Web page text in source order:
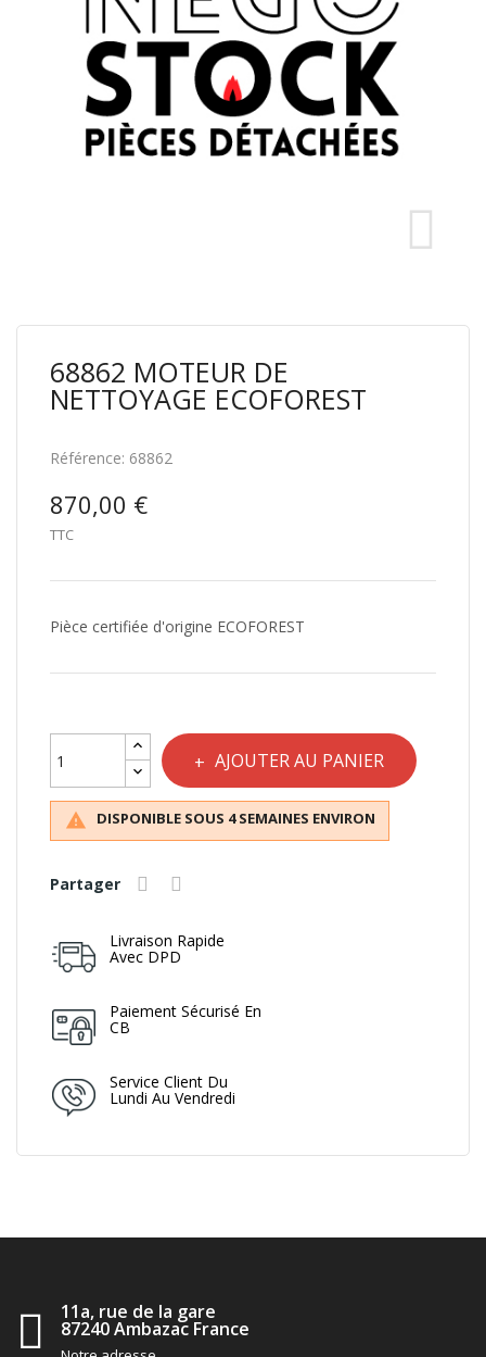
68862 MOTEUR DE
NETTOYAGE ECOFOREST
Référence: 68862
870,00 €
TTC
Pièce certifiée d'origine ECOFOREST
AJOUTER AU PANIER
 DISPONIBLE SOUS 4 SEMAINES ENVIRON
Partager
Livraison Rapide
Avec DPD
Paiement Sécurisé En
CB
Service Client Du
Lundi Au Vendredi
11a, rue de la gare
87240 Ambazac France